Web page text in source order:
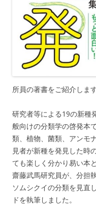
所員の著書をご紹介します
研究者等による19の新種
般向けの分類学の啓発本
類、植物、菌類、アンモ
見者が新種を発見した時
ても楽しく分かり易い本
齋藤武馬研究員が、分担
ソムシクイの分類を見直
ドを執筆しました。